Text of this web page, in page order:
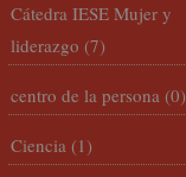
Cátedra IESE Mujer y
liderazgo (7)
centro de la persona (0)
Ciencia (1)